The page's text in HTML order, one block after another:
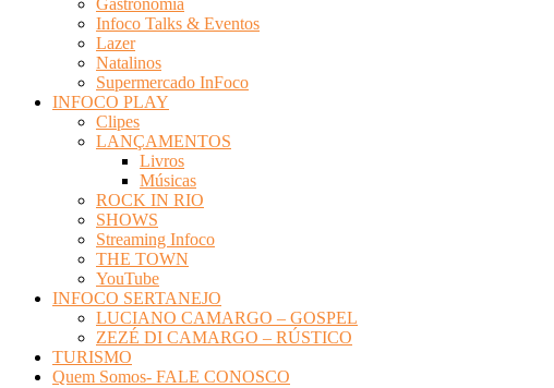
Gastronomia
Infoco Talks & Eventos
Lazer
Natalinos
Supermercado InFoco
INFOCO PLAY
Clipes
LANÇAMENTOS
Livros
Músicas
ROCK IN RIO
SHOWS
Streaming Infoco
THE TOWN
YouTube
INFOCO SERTANEJO
LUCIANO CAMARGO – GOSPEL
ZEZÉ DI CAMARGO – RÚSTICO
TURISMO
Quem Somos- FALE CONOSCO